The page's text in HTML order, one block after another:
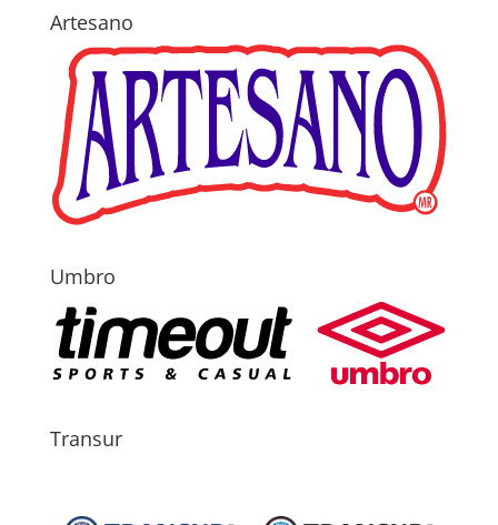
Artesano
Umbro
Transur